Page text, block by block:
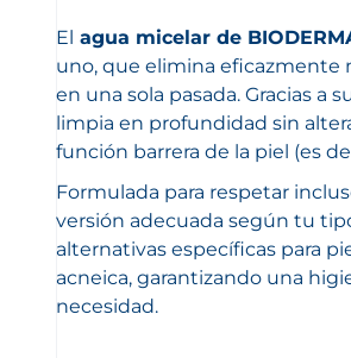
El agua micelar de
uno, que elimina eficazmente
en una sola pasada. Gracias a
limpia en profundidad sin
función barrera de la piel (es
Formulada para respetar
versión adecuada según tu
alternativas específicas para
acneica, garantizando una
necesidad.